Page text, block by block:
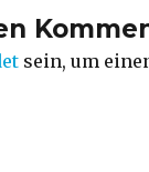
sein, um